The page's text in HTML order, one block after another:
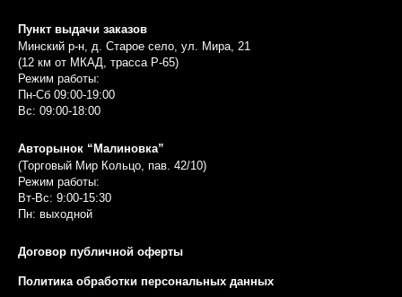
Пункт выдачи заказов
Минский р-н, д. Старое село, ул. Мира, 21
(12 км от МКАД, трасса P-65)
Режим работы:
Пн-Сб 09:00-19:00
Вс: 09:00-18:00
Авторынок “Малиновка”
(Торговый Мир Кольцо, пав. 42/10)
Режим работы:
Вт-Вс: 9:00-15:30
Пн: выходной
Договор публичной оферты
Политика обработки персональных данных